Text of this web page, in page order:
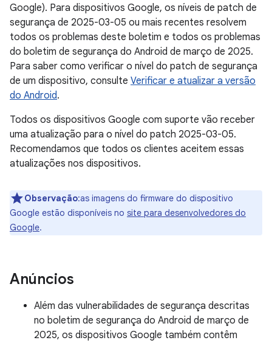
Google). Para dispositivos Google, os níveis de patch de
segurança de 2025-03-05 ou mais recentes resolvem
todos os problemas deste boletim e todos os problemas
do boletim de segurança do Android de março de 2025.
Para saber como verificar o nível do patch de segurança
de um dispositivo, consulte Verificar e atualizar a versão
do Android.
Todos os dispositivos Google com suporte vão receber
uma atualização para o nível do patch 2025-03-05.
Recomendamos que todos os clientes aceitem essas
atualizações nos dispositivos.
Observação:as imagens do firmware do dispositivo
Google estão disponíveis no site para desenvolvedores do
Google.
Anúncios
Além das vulnerabilidades de segurança descritas
no boletim de segurança do Android de março de
2025, os dispositivos Google também contêm